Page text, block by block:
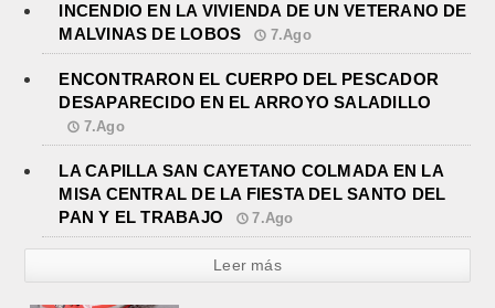
INCENDIO EN LA VIVIENDA DE UN VETERANO DE
MALVINAS DE LOBOS
7.Ago
ENCONTRARON EL CUERPO DEL PESCADOR
DESAPARECIDO EN EL ARROYO SALADILLO
7.Ago
LA CAPILLA SAN CAYETANO COLMADA EN LA
MISA CENTRAL DE LA FIESTA DEL SANTO DEL
PAN Y EL TRABAJO
7.Ago
Leer más